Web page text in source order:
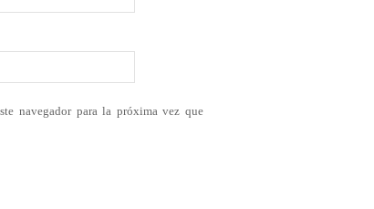
navegador para la próxima vez que